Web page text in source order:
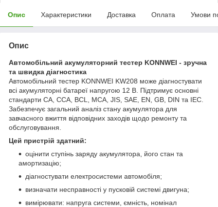
Опис Характеристики Доставка Оплата Умови
Опис
Автомобільний акумуляторний тестер KONNWEI - зручна
та швидка діагностика
Автомобільний тестер KONNWEI KW208 може діагностувати
всі акумуляторні батареї напругою 12 В. Підтримує основні
стандарти CA, CCA, BCL, MCA, JIS, SAE, EN, GB, DIN та IEC.
Забезпечує загальний аналіз стану акумулятора для
завчасного вжиття відповідних заходів щодо ремонту та
обслуговування.
Цей пристрій здатний:
оцінити ступінь заряду акумулятора, його стан та
амортизацію;
діагностувати електросистеми автомобіля;
визначати несправності у пусковій системі двигуна;
вимірювати: напруга системи, ємність, номінал